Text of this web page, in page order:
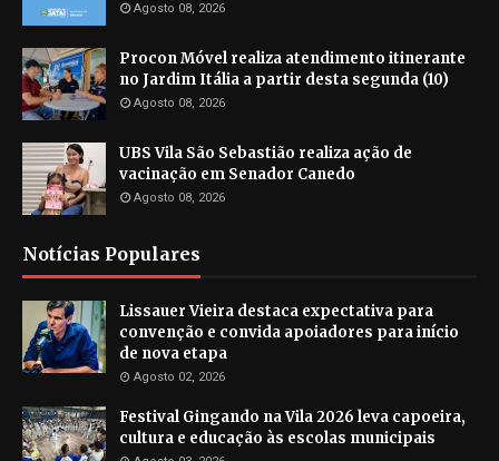
Agosto 08, 2026
Procon Móvel realiza atendimento itinerante
no Jardim Itália a partir desta segunda (10)
Agosto 08, 2026
UBS Vila São Sebastião realiza ação de
vacinação em Senador Canedo
Agosto 08, 2026
Notícias Populares
Lissauer Vieira destaca expectativa para
convenção e convida apoiadores para início
de nova etapa
Agosto 02, 2026
Festival Gingando na Vila 2026 leva capoeira,
cultura e educação às escolas municipais